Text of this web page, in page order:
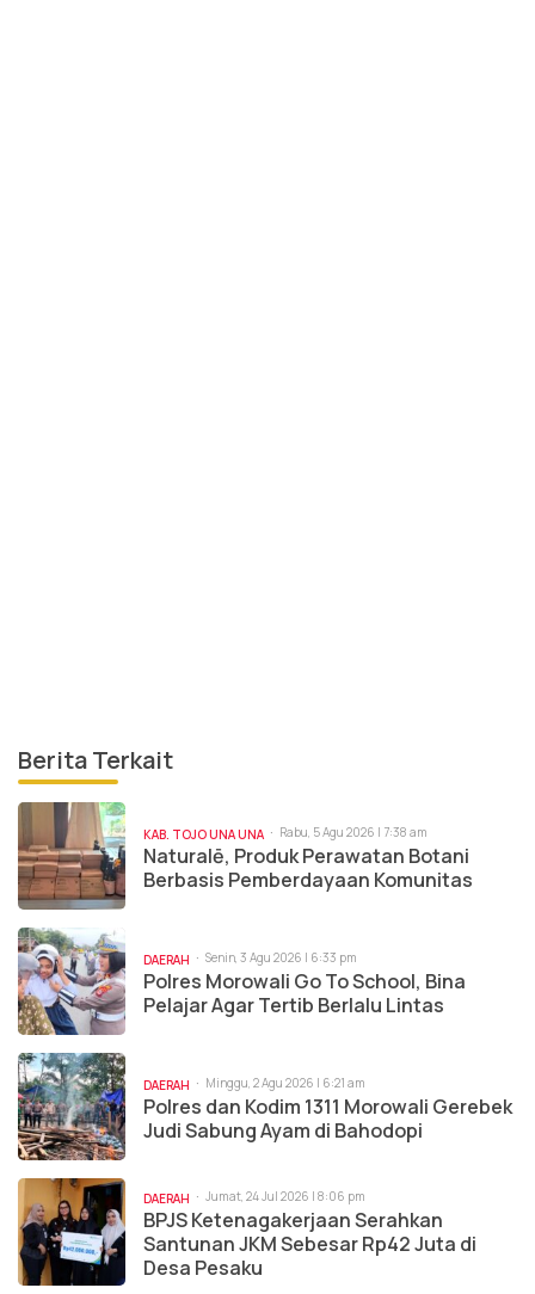
Berita Terkait
KAB. TOJO UNA UNA Rabu, 5 Agu 2026 | 7:38 am
Naturalē, Produk Perawatan Botani
Berbasis Pemberdayaan Komunitas
DAERAH Senin, 3 Agu 2026 | 6:33 pm
Polres Morowali Go To School, Bina
Pelajar Agar Tertib Berlalu Lintas
DAERAH Minggu, 2 Agu 2026 | 6:21 am
Polres dan Kodim 1311 Morowali Gerebek
Judi Sabung Ayam di Bahodopi
DAERAH Jumat, 24 Jul 2026 | 8:06 pm
BPJS Ketenagakerjaan Serahkan
Santunan JKM Sebesar Rp42 Juta di
Desa Pesaku